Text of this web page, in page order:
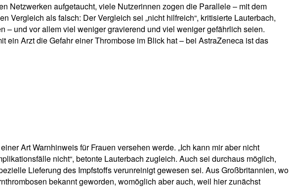
Netzwerken aufgetaucht, viele Nutzerinnen zogen die Parallele – mit dem
als falsch: Der Vergleich sei „nicht hilfreich“, kritisierte Lauterbach,
und vor allem viel weniger gravierend und viel weniger gefährlich seien.
Arzt die Gefahr einer Thrombose im Blick hat – bei AstraZeneca ist das
Art Warnhinweis für Frauen versehen werde. „Ich kann mir aber nicht
nicht“, betonte Lauterbach zugleich. Auch sei durchaus möglich,
Lieferung des Impfstoffs verunreinigt gewesen sei. Aus Großbritannien, wo
bekannt geworden, womöglich aber auch, weil hier zunächst